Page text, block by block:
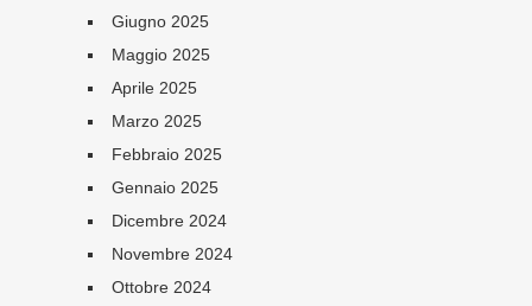
Giugno 2025
Maggio 2025
Aprile 2025
Marzo 2025
Febbraio 2025
Gennaio 2025
Dicembre 2024
Novembre 2024
Ottobre 2024